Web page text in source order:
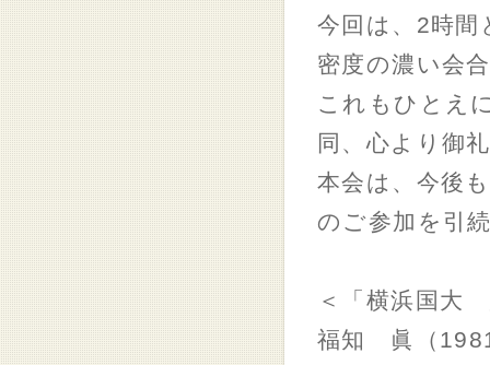
今回は、2時間
密度の濃い会
これもひとえ
同、心より御
本会は、今後
のご参加を引
＜「横浜国大
福知 眞（